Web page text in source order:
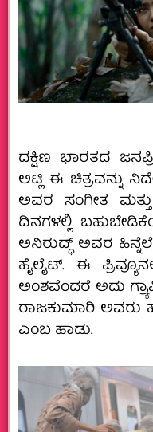
ದಕ್ಷಿಣ ಭಾರತದ
ಅಟ್ಲಿ ಈ ಚಿತ್ರವನ್ನು
ಅವರ ಸಂಗೀತ
ದಿನಗಳಲ್ಲಿ
ಅನಿರುದ್ಧ್ ಅವರ
ಹೈಲೈಟ್. ಈ
ಅಂಶವೆಂದರೆ ಅದು
ರಾಜಕುಮಾರಿ ಅವರು
ಎಂಬ ಹಾಡು.